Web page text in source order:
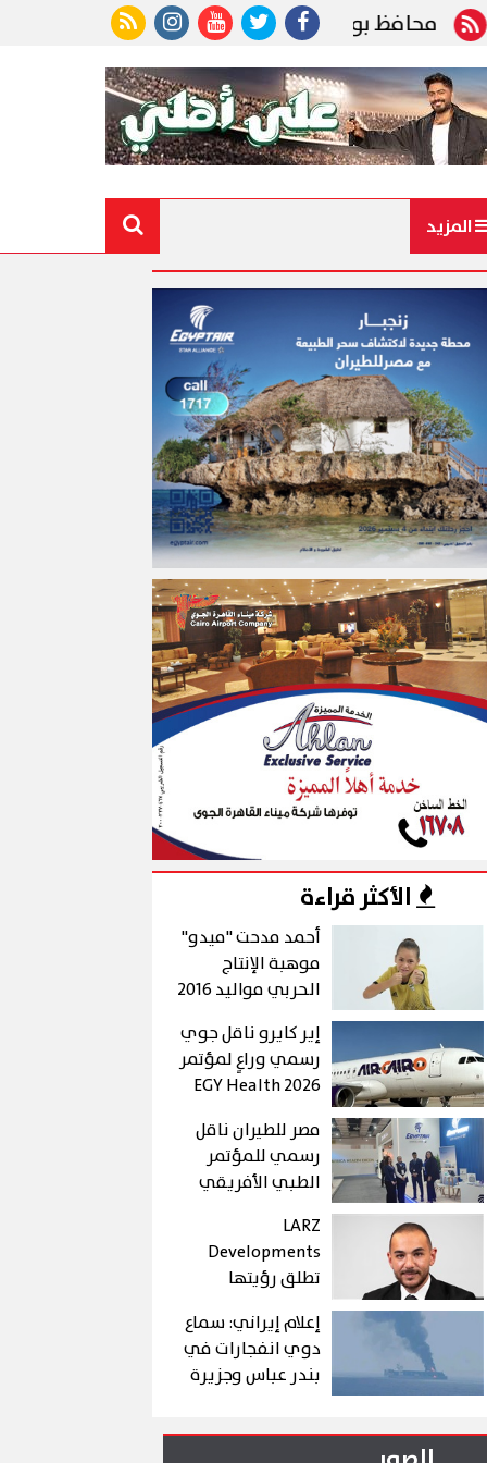
بورسعيد يواصل سلسلة لقاءاته الأسبوعية مع
المزيد
الأكثر قراءة
أحمد مدحت "ميدو"
موهبة الإنتاج
الحربي مواليد 2016
إير كايرو ناقل جوي
رسمي وراعٍ لمؤتمر
EGY Health 2026
العلاجية في مصر
مصر للطيران ناقل
رسمي للمؤتمر
الطبي الأفريقي
LARZ
Developments
تطلق رؤيتها
مفهوم متكامل
للتطوير العقاري
في مصر
إعلام إيراني: سماع
دوي انفجارات في
بندر عباس وجزيرة
هرمز